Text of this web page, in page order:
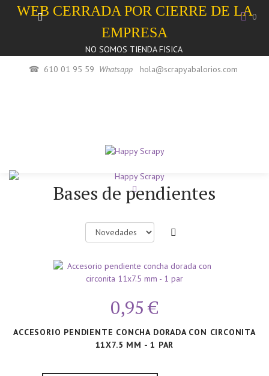
WEB CERRADA POR CIERRE DE LA
EMPRESA
NO SOMOS TIENDA FISICA
☎ 610 01 95 59 Whatsapp hola@scrapyabalorios.com
0
Bases de pendientes
0,95 €
ACCESORIO PENDIENTE CONCHA DORADA CON CIRCONITA
11X7.5 MM - 1 PAR